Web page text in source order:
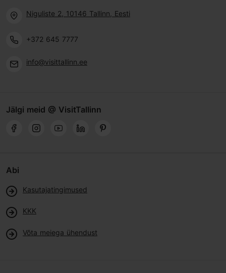
Niguliste 2, 10146 Tallinn, Eesti
+372 645 7777
info@visittallinn.ee
Jälgi meid @ VisitTallinn
Abi
Kasutajatingimused
KKK
Võta meiega ühendust